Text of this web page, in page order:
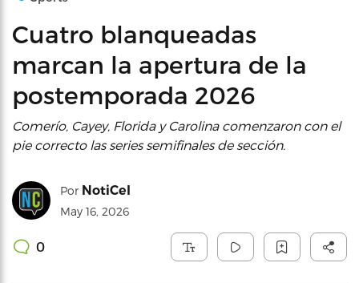
Cuatro blanqueadas
marcan la apertura de la
postemporada 2026
Comerío, Cayey, Florida y Carolina comenzaron con el
pie correcto las series semifinales de sección.
Por NotiCel
May 16, 2026
0